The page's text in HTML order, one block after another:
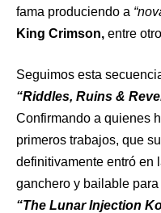
fama produciendo a
King Crimson, entre
Seguimos esta
“Riddles, Ruins &
Confirmando a quienes
primeros trabajos, que
definitivamente entró en
ganchero y bailable
“The Lunar Injection